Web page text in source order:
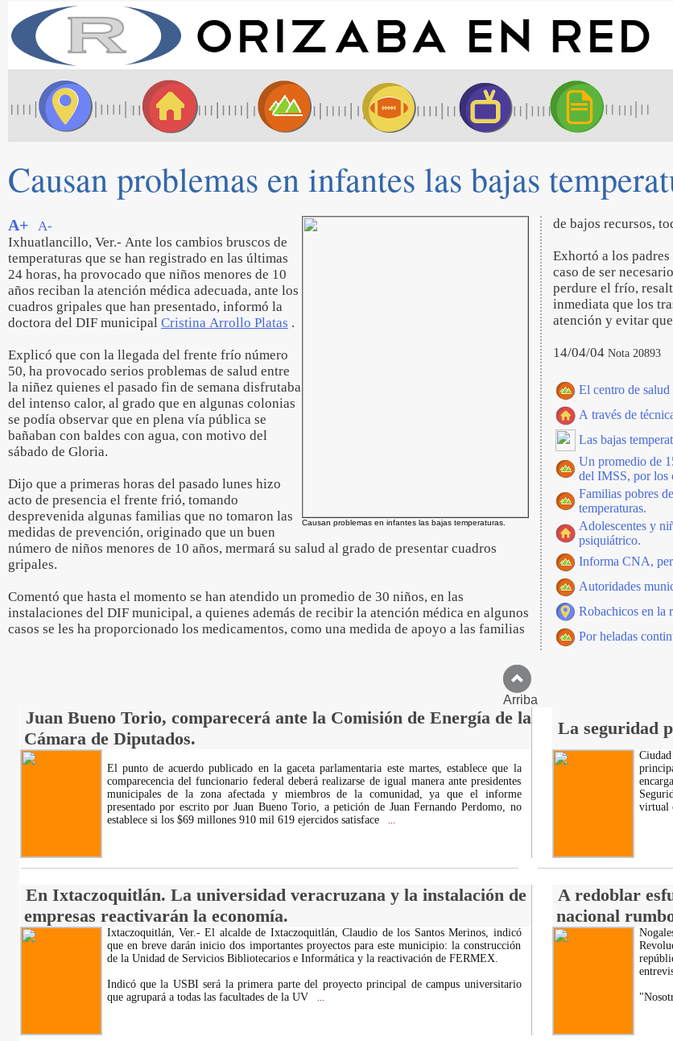
Causan problemas en infantes las bajas
Causan problemas en infantes las bajas temperaturas.
A+
A-
Ixhuatlancillo, Ver.- Ante los cambios bruscos de
temperaturas que se han registrado en las últimas
24 horas, ha provocado que niños menores de 10
años reciban la atención médica adecuada, ante los
cuadros gripales que han presentado, informó la
doctora del DIF municipal Cristina Arrollo Platas .
Explicó que con la llegada del frente frío número
50, ha provocado serios problemas de salud entre
la niñez quienes el pasado fin de semana disfrutaba
del intenso calor, al grado que en algunas colonias
se podía observar que en plena vía pública se
bañaban con baldes con agua, con motivo del
sábado de Gloria.
Dijo que a primeras horas del pasado lunes hizo
acto de presencia el frente frió, tomando
desprevenida algunas familias que no tomaron las
medidas de prevención, originado que un buen
número de niños menores de 10 años, mermará su salud al grado de presentar cuadros
gripales.
Comentó que hasta el momento se han atendido un promedio de 30 niños, en las
instalaciones del DIF municipal, a quienes además de recibir la atención médica en algunos
casos se les ha proporcionado los medicamentos, como una medida de apoyo a las familias
de bajos recursos,
Exhortó a los
caso de ser
perdure el frío,
inmediata que los
atención y evitar
14/04/04 Nota 20893
El centro de
A través de
Las bajas
Un promedio de
del IMSS, por los
Familias pobres
temperaturas.
Adolescentes y
psiquiátrico.
Informa CNA,
Autoridades
Robachicos en la
Por heladas
Arriba
Juan Bueno Torio, comparecerá ante la Comisión de Energía de la
Cámara de Diputados.
La seguridad
El punto de acuerdo publicado en la gaceta parlamentaria este martes, establece que la
comparecencia del funcionario federal deberá realizarse de igual manera ante presidentes
municipales de la zona afectada y miembros de la comunidad, ya que el informe
presentado por escrito por Juan Bueno Torio, a petición de Juan Fernando Perdomo, no
establece si los $69 millones 910 mil 619 ejercidos satisface
virtual
En Ixtaczoquitlán. La universidad veracruzana y la instalación de
empresas reactivarán la economía.
A redoblar
nacional
Ixtaczoquitlán, Ver.- El alcalde de Ixtaczoquitlán, Claudio de los Santos Merinos, indicó
que en breve darán inicio dos importantes proyectos para este municipio: la construcción
de la Unidad de Servicios Bibliotecarios e Informática y la reactivación de FERMEX.
Indicó que la USBI será la primera parte del proyecto principal de campus universitario
que agrupará a todas las facultades de la UV